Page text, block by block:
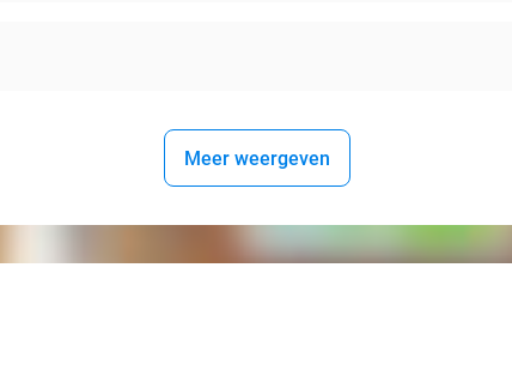
Meer weergeven